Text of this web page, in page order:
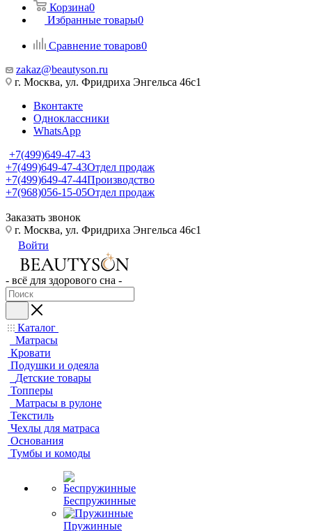
Корзина0
Избранные товары0
Сравнение товаров0
zakaz@beautyson.ru
г. Москва, ул. Фридриха Энгельса 46с1
Вконтакте
Одноклассники
WhatsApp
+7(499)649-47-43
+7(499)649-47-43Отдел продаж
+7(499)649-47-44Производство
+7(968)056-15-05Отдел продаж
Заказать звонок
г. Москва, ул. Фридриха Энгельса 46с1
Войти
- всё для здорового сна -
Каталог
Матрасы
Кровати
Подушки и одеяла
Детские товары
Топперы
Матрасы в рулоне
Текстиль
Чехлы для матраса
Основания
Тумбы и комоды
Беспружинные
Пружинные